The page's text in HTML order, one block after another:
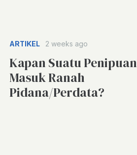
ARTIKEL 2 weeks ago
Kapan Suatu Penipuan
Masuk Ranah
Pidana/Perdata?